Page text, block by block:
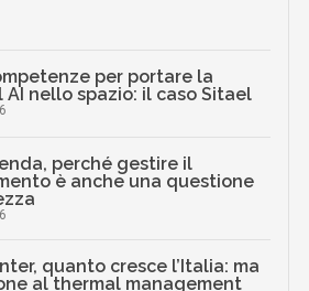
per portare la
AI nello spazio: il caso Sitael
perché gestire il
è anche una questione
quanto cresce l’Italia: ma
al thermal management